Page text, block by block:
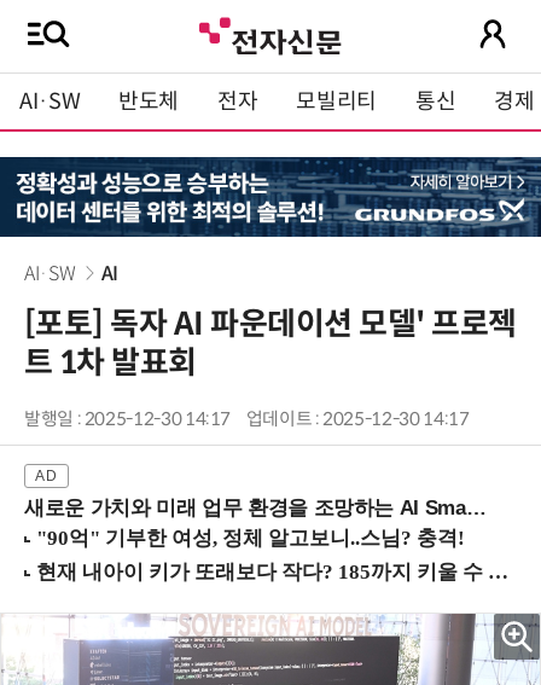
AI·SW 반도체 전자 모빌리티 통신 경제
AI·SW AI
[포토] 독자 AI 파운데이션 모델' 프로젝
트 1차 발표회
발행일 : 2025-12-30 14:17 업데이트 : 2025-12-30 14:17
새로운 가치와 미래 업무 환경을 조망하는 AI Smart Work Summit 2026 (9/11 코엑스)